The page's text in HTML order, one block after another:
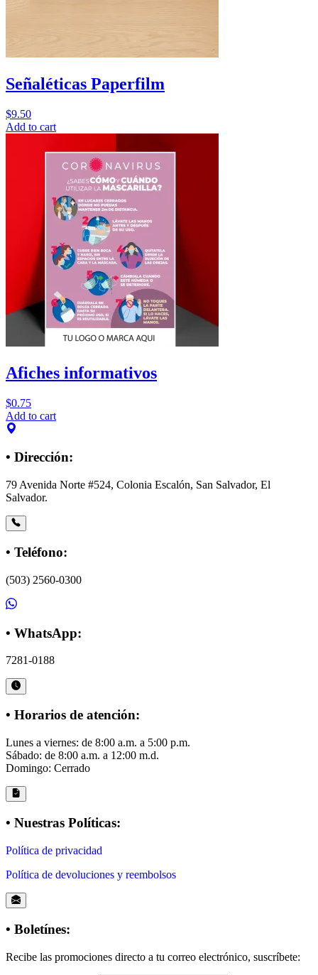
Señaléticas Paperfilm
$9.50
Add to cart
Afiches informativos
$0.75
Add to cart
• Dirección:
79 Avenida Norte #524, Colonia Escalón, San Salvador, El
Salvador.
• Teléfono:
(503) 2560-0300
• WhatsApp:
7281-0188
• Horarios de atención:
Lunes a viernes: de 8:00 a.m. a 5:00 p.m.
Sábado: de 8:00 a.m. a 12:00 m.d.
Domingo: Cerrado
• Nuestras Políticas:
Política de privacidad
Política de devoluciones y reembolsos
• Boletínes:
Recibe las promociones directo a tu correo electrónico, suscríbete: